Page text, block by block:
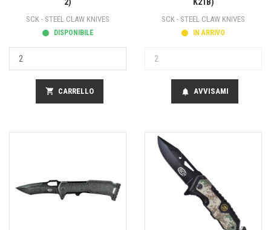
SCK - STEEL CLAW KNIVES
DISPONIBILE
shopping_cart CARRELLO
SCK - STEEL CLAW KNIVES
IN ARRIVO
notifications AVVISAMI